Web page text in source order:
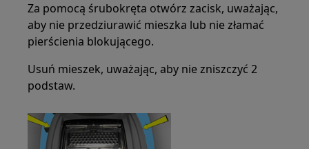
Za pomocą śrubokręta otwórz zacisk, uważając,
aby nie przedziurawić mieszka lub nie złamać
pierścienia blokującego.
Usuń mieszek, uważając, aby nie zniszczyć 2
podstaw.